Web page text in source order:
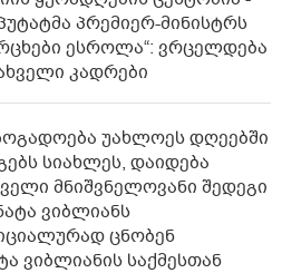
პრემიერ-მინისტრს
ესროლა“: ვრცელდება
კადრები
უახლოეს დღეებში
სიახლეს, დაიდება
მნიშვნელოვანი შედეგი
ვიბლიანს
ცნობენ
ვიბლიანის საქმესთან